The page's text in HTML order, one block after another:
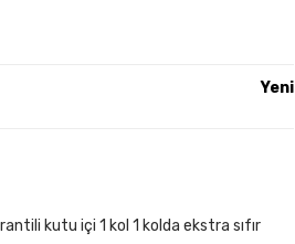
Yeni
kutu içi 1 kol 1 kolda ekstra sıfır